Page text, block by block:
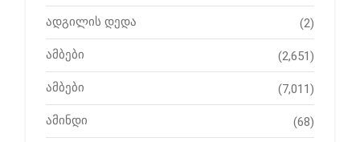
ადგილის დედა (2)
ამბები (2,651)
ამბები (7,011)
ამინდი (68)